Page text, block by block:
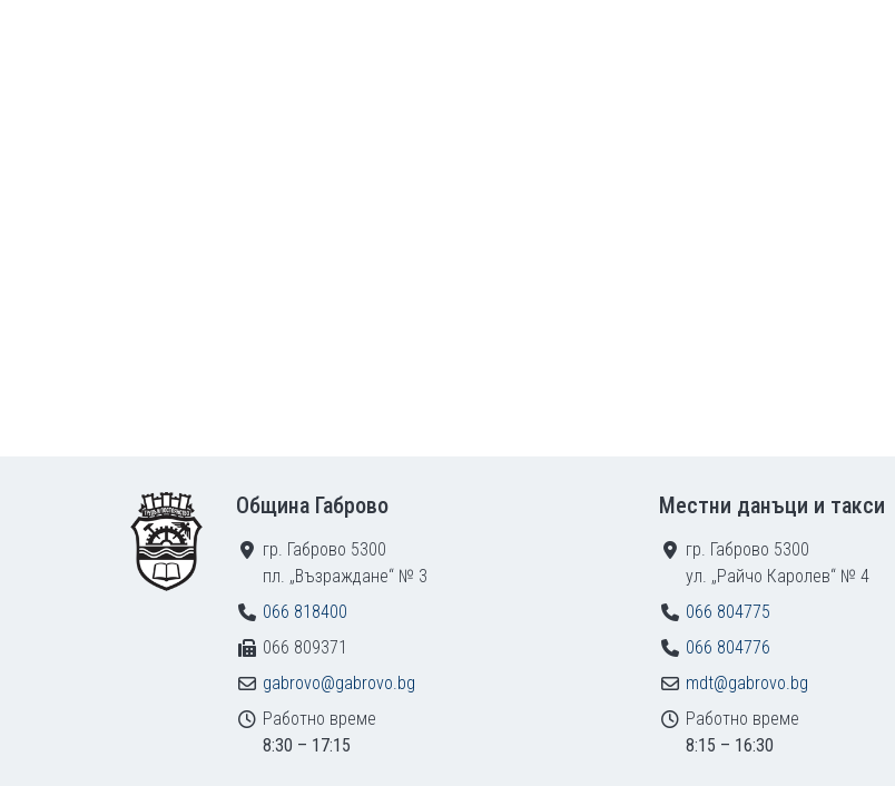
Община Габрово
гр. Габрово 5300
пл. „Възраждане“ № 3
066 818400
066 809371
gabrovo@gabrovo.bg
Работно време
8:30 – 17:15
Местни данъци и такси
гр. Габрово 5300
ул. „Райчо Каролев“ № 4
066 804775
066 804776
mdt@gabrovo.bg
Работно време
8:15 – 16:30